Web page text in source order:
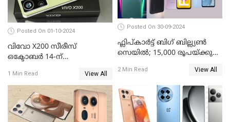
Posted On 01-10-2024
വിവോ X200 സീരീസ്
ഒക്ടോബർ 14-ന്
വിവരങ്ങൾ പുറത്ത്
1 Min Read View All
Posted On 30-09-2024
ഫ്ലിപ്കാർട്ട് ബിഗ് ബില്ല്യൺ
സെയിൽ; 15,000 രൂപയ്ക്കു
സ്മാർട്ട്ഫോണുകൾ
2 Min Read View All